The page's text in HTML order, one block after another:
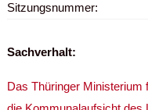
Sitzungsnummer:
Sachverhalt:
Das Thüringer Ministerium